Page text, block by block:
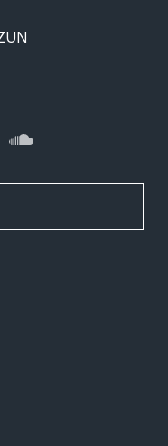
Flickr SoundCloud